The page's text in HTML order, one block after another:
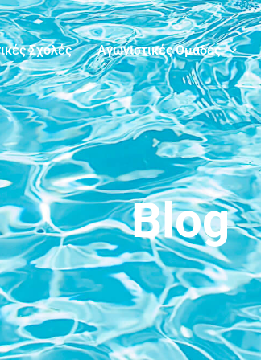
Σχολές Αγωνιστικές Ομάδες
Blog